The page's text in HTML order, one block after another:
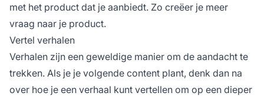
met het product dat je aanbiedt. Zo creëer je meer
vraag naar je product.
Vertel verhalen
Verhalen zijn een geweldige manier om de aandacht te
trekken. Als je je volgende content plant, denk dan na
over hoe je een verhaal kunt vertellen om op een dieper